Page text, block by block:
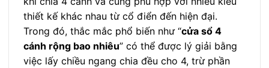
thiết kế khác nhau từ cổ điển đến hiện đại.
Trong đó, thắc mắc phổ biến như “cửa sổ 4
cánh rộng bao nhiêu” có thể được lý giải bằng
việc lấy chiều ngang chia đều cho 4, trừ phần